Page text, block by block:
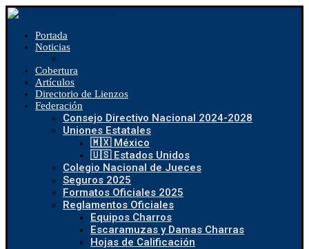
Portada
Noticias
Cobertura
Artículos
Directorio de Lienzos
Federación
Consejo Directivo Nacional 2024-2028
Uniones Estatales
🇲🇽 México
🇺🇸 Estados Unidos
Colegio Nacional de Jueces
Seguros 2025
Formatos Oficiales 2025
Reglamentos Oficiales
Equipos Charros
Escaramuzas y Damas Charras
Hojas de Calificación